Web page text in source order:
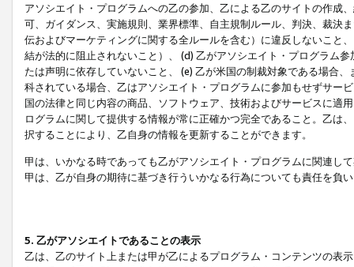
アソシエイト・プログラムへの乙の参加、乙による乙のサイトの作成
可、ガイダンス、実施規則、業界標準、自主規制ルール、判決、裁決
伝およびマーケティングに関する全ルールを含む）に違反しないこと
結が法的に阻止されないこと）、 (d) 乙がアソシエイト・プログラム
たは声明に依存していないこと、 (e) 乙が米国の制裁対象である場合
科されている場合、乙はアソシエイト・プログラムに参加もせずサー
国の法律と同じ内容の商品、ソフトウェア、技術およびサービスに適
ログラムに関して提供する情報が常に正確かつ完全であること。乙は
択することにより、乙自身の情報を更新することができます。
甲は、いかなる時であっても乙がアソシエイト・プログラムに関連し
甲は、乙が自身の期待に基づき行ういかなる行為についても責任を負
5. 乙がアソシエイトであることの表示
乙は、乙のサイト上または甲が乙によるプログラム・コンテンツの表